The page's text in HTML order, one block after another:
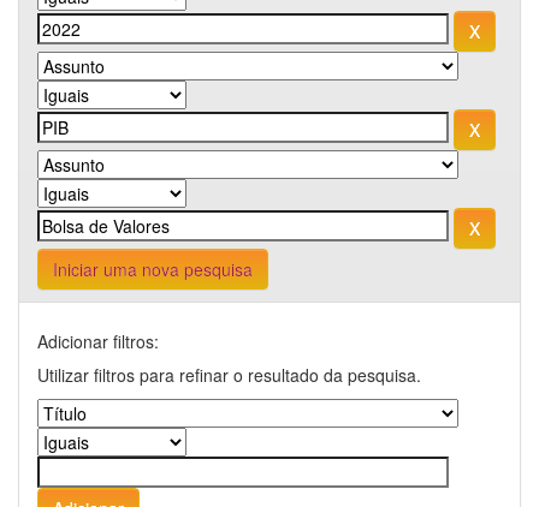
Iniciar uma nova pesquisa
Adicionar filtros:
Utilizar filtros para refinar o resultado da pesquisa.